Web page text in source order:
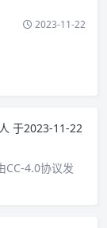
2023-11-22
于2023-11-22
CC-4.0协议发